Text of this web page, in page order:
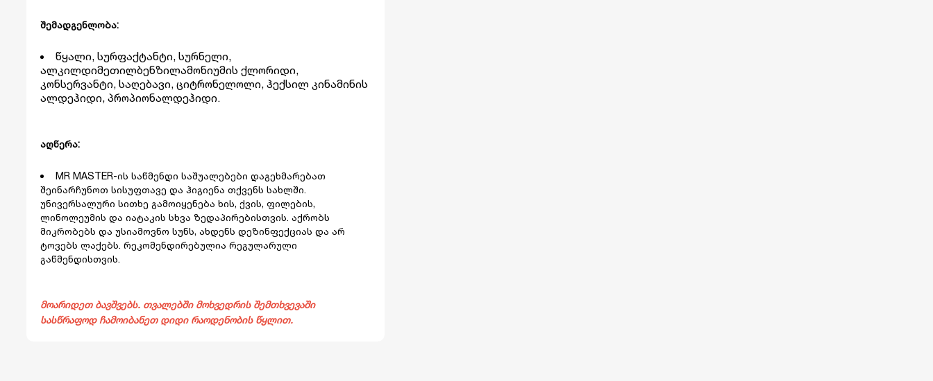
შემადგენლობა:
წყალი, სურფაქტანტი, სურნელი,
ალკილდიმეთილბენზილამონიუმის ქლორიდი,
კონსერვანტი, საღებავი, ციტრონელოლი, ჰექსილ კინამინის
ალდეჰიდი, პროპიონალდეჰიდი.
აღწერა:
MR MASTER-ის საწმენდი საშუალებები დაგეხმარებათ
შეინარჩუნოთ სისუფთავე და ჰიგიენა თქვენს სახლში.
უნივერსალური სითხე გამოიყენება ხის, ქვის, ფილების,
ლინოლეუმის და იატაკის სხვა ზედაპირებისთვის. აქრობს
მიკრობებს და უსიამოვნო სუნს, ახდენს დეზინფექციას და არ
ტოვებს ლაქებს. რეკომენდირებულია რეგულარული
გაწმენდისთვის.
მოარიდეთ ბავშვებს. თვალებში მოხვედრის შემთხვევაში
სასწრაფოდ ჩამოიბანეთ დიდი რაოდენობის წყლით.